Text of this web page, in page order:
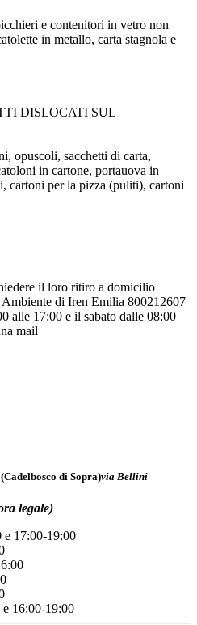
e contenitori in vetro non
in metallo, carta stagnola e
DISLOCATI SUL
opuscoli, sacchetti di carta,
in cartone, portauova in
cartoni per la pizza (puliti), cartoni
il loro ritiro a domicilio
di Iren Emilia 800212607
alle 17:00 e il sabato dalle 08:00
mail
di Sopra)via Bellini
legale)
e 17:00-19:00
e 16:00-19:00